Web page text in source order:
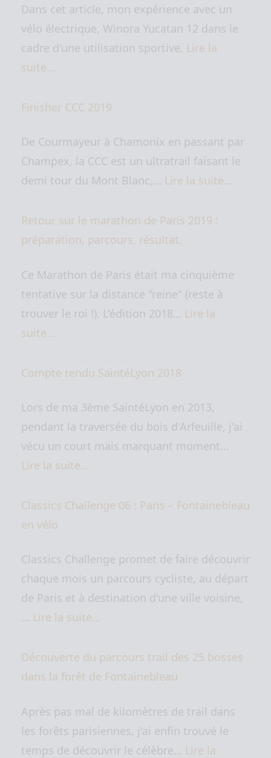
Dans cet article, mon expérience avec un
vélo électrique, Winora Yucatan 12 dans le
cadre d'une utilisation sportive. Lire la
suite…
Finisher CCC 2019
De Courmayeur à Chamonix en passant par
Champex, la CCC est un ultratrail faisant le
demi tour du Mont Blanc,… Lire la suite…
Retour sur le marathon de Paris 2019 :
préparation, parcours, résultat.
Ce Marathon de Paris était ma cinquième
tentative sur la distance "reine" (reste à
trouver le roi !). L'édition 2018… Lire la
suite…
Compte rendu SaintéLyon 2018
Lors de ma 3ème SaintéLyon en 2013,
pendant la traversée du bois d'Arfeuille, j'ai
vécu un court mais marquant moment…
Lire la suite…
Classics Challenge 06 : Paris – Fontainebleau
en vélo
Classics Challenge promet de faire découvrir
chaque mois un parcours cycliste, au départ
de Paris et à destination d'une ville voisine,
… Lire la suite…
Découverte du parcours trail des 25 bosses
dans la forêt de Fontainebleau
Après pas mal de kilomètres de trail dans
les forêts parisiennes, j'ai enfin trouvé le
temps de découvrir le célèbre… Lire la